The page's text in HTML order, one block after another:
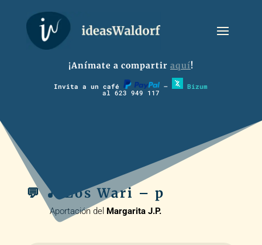
¡Anímate a compartir aquí!
Invita a un café – Bizum
al 623 949 117
💬 🎵 Los Wari – p
Aportación del Margarita J.P.